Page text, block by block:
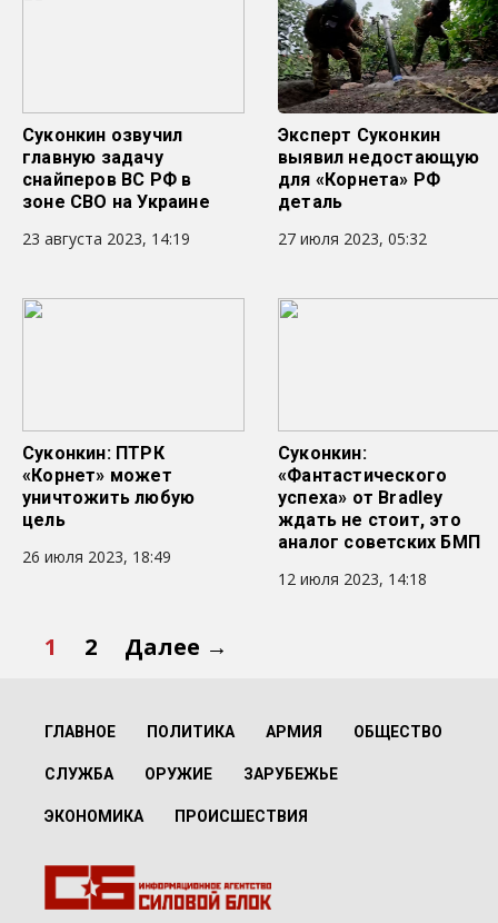
Суконкин озвучил
главную задачу
снайперов ВС РФ в
зоне СВО на Украине
23 августа 2023, 14:19
Эксперт Суконкин
выявил недостающую
для «Корнета» РФ
деталь
27 июля 2023, 05:32
Суконкин: ПТРК
«Корнет» может
уничтожить любую
цель
26 июля 2023, 18:49
Суконкин:
«Фантастического
успеха» от Bradley
ждать не стоит, это
аналог советских БМП
12 июля 2023, 14:18
1 2 Далее →
ГЛАВНОЕ ПОЛИТИКА АРМИЯ ОБЩЕСТВО
СЛУЖБА ОРУЖИЕ ЗАРУБЕЖЬЕ
ЭКОНОМИКА ПРОИСШЕСТВИЯ